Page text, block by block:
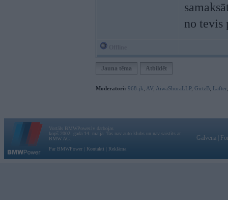
no tevis
Jauna tēma Atbildēt
Moderatori: 968-jk AV AiwaShuraLLP, GirtzB Lafter
Vortāls BMWPower.lv darbojas
kopš 2002. gada 14. maija. Tas nav auto klubs un nav saistīts ar
BMW AG.
Par BMWPower
Kontakti Reklāma
Galvena